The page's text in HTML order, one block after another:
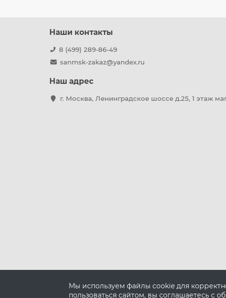
Мы используем файлы cookie для
пользоваться сайтом, вы соглашаетесь с
Наши контакты
8 (499) 289-86-49
sanmsk-zakaz@yandex.ru
Наш адрес
г. Москва, Ленинградское шоссе д.25, 1 этаж